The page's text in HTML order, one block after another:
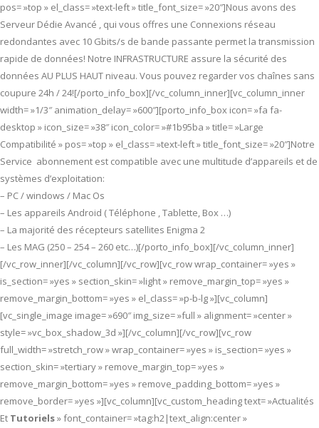
pos= »top » el_class= »text-left » title_font_size= »20″]Nous avons des
Serveur Dédie Avancé , qui vous offres une Connexions réseau
redondantes avec 10 Gbits/s de bande passante permet la transmission
rapide de données! Notre INFRASTRUCTURE assure la sécurité des
données AU PLUS HAUT niveau. Vous pouvez regarder vos chaînes sans
coupure 24h / 24![/porto_info_box][/vc_column_inner][vc_column_inner
width= »1/3″ animation_delay= »600″][porto_info_box icon= »fa fa-
desktop » icon_size= »38″ icon_color= »#1b95ba » title= »Large
Compatibilité » pos= »top » el_class= »text-left » title_font_size= »20″]Notre
Service abonnement est compatible avec une multitude d’appareils et de
systèmes d’exploitation:
– PC / windows / Mac Os
– Les appareils Android ( Téléphone , Tablette, Box …)
– La majorité des récepteurs satellites Enigma 2
– Les MAG (250 – 254 – 260 etc…)[/porto_info_box][/vc_column_inner]
[/vc_row_inner][/vc_column][/vc_row][vc_row wrap_container= »yes »
is_section= »yes » section_skin= »light » remove_margin_top= »yes »
remove_margin_bottom= »yes » el_class= »p-b-lg »][vc_column]
[vc_single_image image= »690″ img_size= »full » alignment= »center »
style= »vc_box_shadow_3d »][/vc_column][/vc_row][vc_row
full_width= »stretch_row » wrap_container= »yes » is_section= »yes »
section_skin= »tertiary » remove_margin_top= »yes »
remove_margin_bottom= »yes » remove_padding_bottom= »yes »
remove_border= »yes »][vc_column][vc_custom_heading text= »Actualités
Et Tutoriels» font_container= »tag:h2|text_align:center »